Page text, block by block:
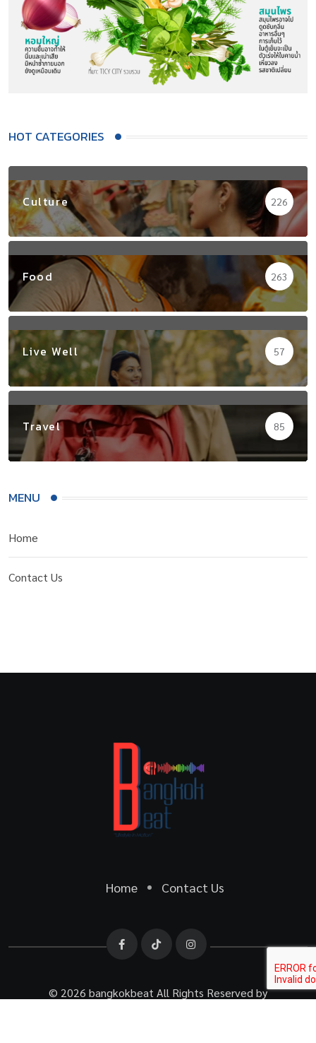
HOT CATEGORIES
Culture 226
Food 263
Live Well 57
Travel 85
MENU
Home
Contact Us
Home Contact Us
© 2026 bangkokbeat All Rights Reserved by